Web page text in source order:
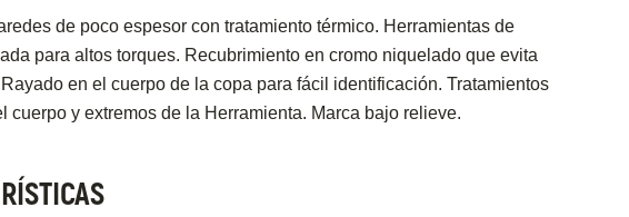
de poco espesor con tratamiento térmico. Herramientas de
para altos torques. Recubrimiento en cromo niquelado que evita
en el cuerpo de la copa para fácil identificación. Tratamientos
cuerpo y extremos de la Herramienta. Marca bajo relieve.